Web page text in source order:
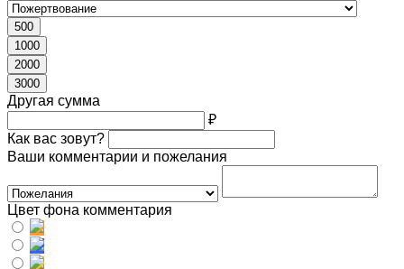
500
1000
2000
3000
Другая сумма
₽
Как вас зовут?
Ваши комментарии и пожелания
Цвет фона комментария